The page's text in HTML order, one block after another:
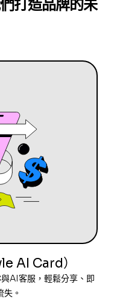
打造品牌的未
AI Card）
AI客服，輕鬆分享、即
。